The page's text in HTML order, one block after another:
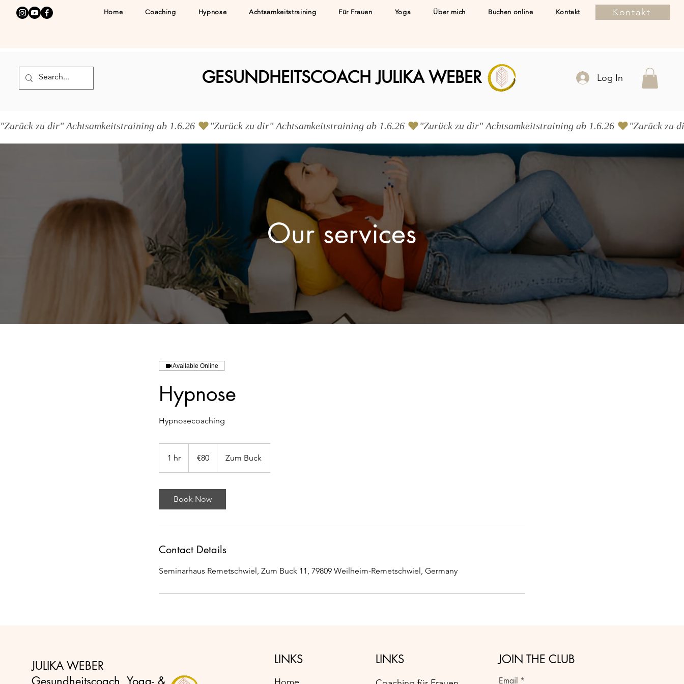
Home Coaching Hypnose Achtsamkeitstraining Für Frauen Yoga Über mich Buchen online Kontakt Kontakt
GESUNDHEITSCOACH JULIKA WEBER Log In
"Zurück zu dir" Achtsamkeitstraining ab 1.6.26
Our services
Available Online
Hypnose
Hypnosecoaching
1 hr €80 Zum Buck
Book Now
Contact Details
Seminarhaus Remetschwiel, Zum Buck 11, 79809 Weilheim-Remetschwiel, Germany
JULIKA WEBER
Gesundheitscoach, Yoga- &
LINKS LINKS JOIN THE CLUB
Email *